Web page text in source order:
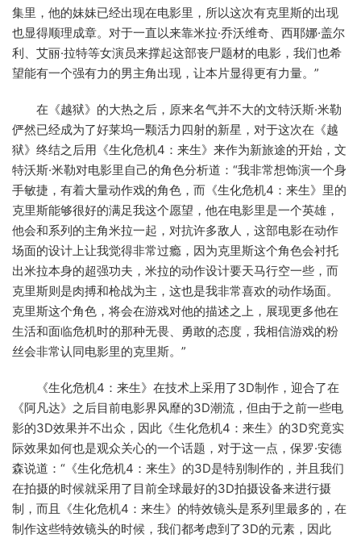
集里，他的妹妹已经出现在电影里，所以这次有克里斯的出现
也显得顺理成章。对于一直以来靠米拉·乔沃维奇、西耶娜·盖尔
利、艾丽·拉特等女演员来撑起这部丧尸题材的电影，我们也希
望能有一个强有力的男主角出现，让本片显得更有力量。”
在《越狱》的大热之后，原来名气并不大的文特沃斯·米勒
俨然已经成为了好莱坞一颗活力四射的新星，对于这次在《越
狱》终结之后用《生化危机4：来生》来作为新旅途的开始，文
特沃斯·米勒对电影里自己的角色分析道：“我非常想饰演一个身
手敏捷，有着大量动作戏的角色，而《生化危机4：来生》里的
克里斯能够很好的满足我这个愿望，他在电影里是一个英雄，
他会和系列的主角米拉一起，对抗许多敌人，这部电影在动作
场面的设计上让我觉得非常过瘾，因为克里斯这个角色会衬托
出米拉本身的超强功夫，米拉的动作设计要天马行空一些，而
克里斯则是肉搏和枪战为主，这也是我非常喜欢的动作场面。
克里斯这个角色，将会在游戏对他的描述之上，展现更多他在
生活和面临危机时的那种无畏、勇敢的态度，我相信游戏的粉
丝会非常认同电影里的克里斯。”
《生化危机4：来生》在技术上采用了3D制作，迎合了在
《阿凡达》之后目前电影界风靡的3D潮流，但由于之前一些电
影的3D效果并不出众，因此《生化危机4：来生》的3D究竟实
际效果如何也是观众关心的一个话题，对于这一点，保罗·安德
森说道：“《生化危机4：来生》的3D是特别制作的，并且我们
在拍摄的时候就采用了目前全球最好的3D拍摄设备来进行摄
制，而且《生化危机4：来生》的特效镜头是系列里最多的，在
制作这些特效镜头的时候，我们都考虑到了3D的元素，因此